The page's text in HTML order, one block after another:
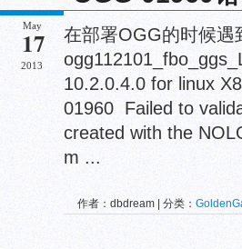
May
17
2013
在部署OGG的时候
10.2.0.4.0 for linux
01960 Failed to
created with the
m ...
作者：dbdream | 分类：